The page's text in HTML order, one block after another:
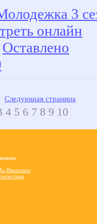
3
онлайн
Оставлено
Следующая страница
4 5 6 7 8 9 10
Вконтакте